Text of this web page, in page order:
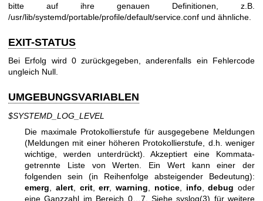
bitte auf ihre genauen Definitionen, z.B.
/usr/lib/systemd/portable/profile/default/service.conf und ähnliche.
EXIT-STATUS
Bei Erfolg wird 0 zurückgegeben, anderenfalls ein Fehlercode
ungleich Null.
UMGEBUNGSVARIABLEN
$SYSTEMD_LOG_LEVEL
Die maximale Protokollierstufe für ausgegebene Meldungen
(Meldungen mit einer höheren Protokollierstufe, d.h. weniger
wichtige, werden unterdrückt). Akzeptiert eine Kommata-
getrennte Liste von Werten. Ein Wert kann einer der
folgenden sein (in Reihenfolge absteigender Bedeutung):
emerg, alert, crit,err, warning, notice, info,debug oder
eine Ganzzahl im Bereich 0…7. Siehesyslog(3) für weitere